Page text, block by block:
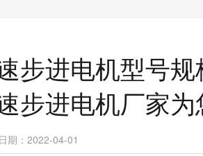
步进电机型号
步进电机厂家
期：2022-04-01